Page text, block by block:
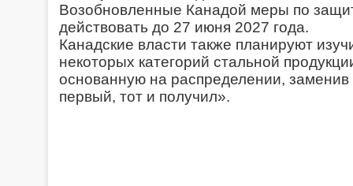
Возобновленные Канадой меры по
действовать до 27 июня 2027 года.
Канадские власти также планируют
некоторых категорий стальной
основанную на распределении,
первый, тот и получил».